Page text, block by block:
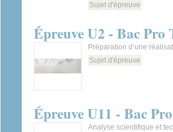
Sujet d'épreuve
Épreuve U2 - Bac
Préparation d’une
Sujet d'épreuve
Épreuve U11 - Bac
Analyse scientifique et